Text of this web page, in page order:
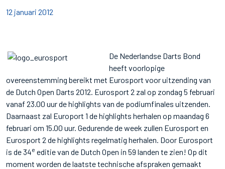
12 januari 2012
De Nederlandse Darts Bond
heeft voorlopige
overeenstemming bereikt met Eurosport voor uitzending van
de Dutch Open Darts 2012. Eurosport 2 zal op zondag 5 februari
vanaf 23.00 uur de highlights van de podiumfinales uitzenden.
Daarnaast zal Europort 1 de highlights herhalen op maandag 6
februari om 15.00 uur. Gedurende de week zullen Eurosport en
Eurosport 2 de highlights regelmatig herhalen. Door Eurosport
is de 34e editie van de Dutch Open in 59 landen te zien! Op dit
moment worden de laatste technische afspraken gemaakt